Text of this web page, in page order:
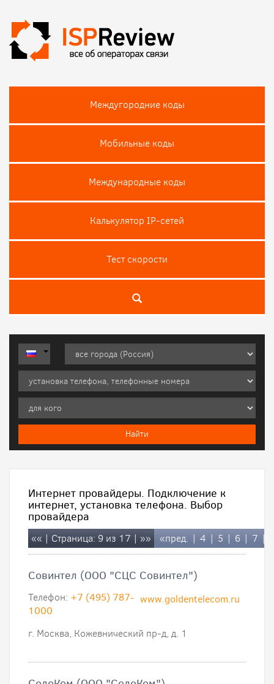
Междугородние коды
Мобильные коды
Международные коды
Калькулятор IP-сетей
Тест скороcти
Интернет провайдеры. Подключение к
интернет, установка телефона. Выбор
провайдера
«« | Страница: 9 из 17 | »» «пред. | 4 | 5 | 6 | 7 |
Совинтел (ООО "СЦС Совинтел")
www.goldentelecom.ru
Телефон: +7 (495) 787-
1000
г. Москва, Кожевнический пр-д, д. 1